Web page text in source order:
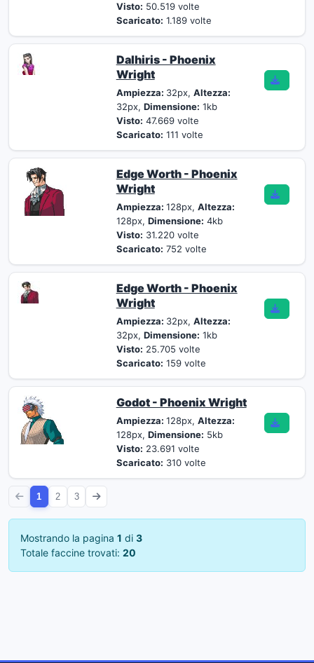
Visto: 50.519 volte
Scaricato: 1.189 volte
Dalhiris - Phoenix
Wright
Ampiezza: 32px, Altezza:
32px, Dimensione: 1kb
Visto: 47.669 volte
Scaricato: 111 volte
Edge Worth - Phoenix
Wright
Ampiezza: 128px, Altezza:
128px, Dimensione: 4kb
Visto: 31.220 volte
Scaricato: 752 volte
Edge Worth - Phoenix
Wright
Ampiezza: 32px, Altezza:
32px, Dimensione: 1kb
Visto: 25.705 volte
Scaricato: 159 volte
Godot - Phoenix Wright
Ampiezza: 128px, Altezza:
128px, Dimensione: 5kb
Visto: 23.691 volte
Scaricato: 310 volte
1 2 3
Mostrando la pagina 1 di 3
Totale faccine trovati: 20